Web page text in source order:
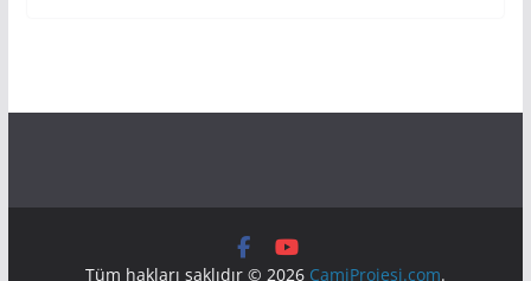
Tüm hakları saklıdır © 2026 CamiProjesi.com.